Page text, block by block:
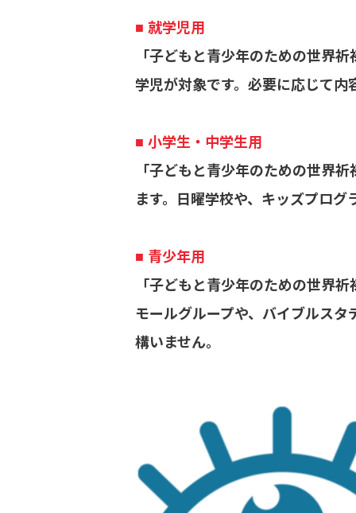
■ 就学児用
「子どもと青少年のための世界
学児が対象です。必要に応じて内
■ 小学生・中学生用
「子どもと青少年のための世界
ます。日曜学校や、キッズプロ
■ 青少年用
「子どもと青少年のための世界
モールグループや、バイブルス
構いません。